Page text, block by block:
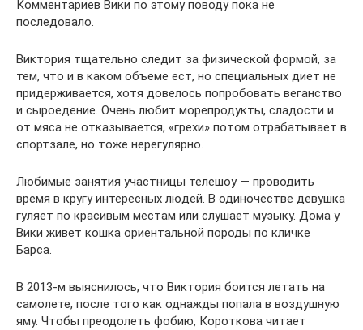
Комментариев Вики по этому поводу пока не
последовало.
Виктория тщательно следит за физической формой, за
тем, что и в каком объеме ест, но специальных диет не
придерживается, хотя довелось попробовать веганство
и сыроедение. Очень любит морепродукты, сладости и
от мяса не отказывается, «грехи» потом отрабатывает в
спортзале, но тоже нерегулярно.
Любимые занятия участницы телешоу — проводить
время в кругу интересных людей. В одиночестве девушка
гуляет по красивым местам или слушает музыку. Дома у
Вики живет кошка ориентальной породы по кличке
Барса.
В 2013-м выяснилось, что Виктория боится летать на
самолете, после того как однажды попала в воздушную
яму. Чтобы преодолеть фобию, Короткова читает